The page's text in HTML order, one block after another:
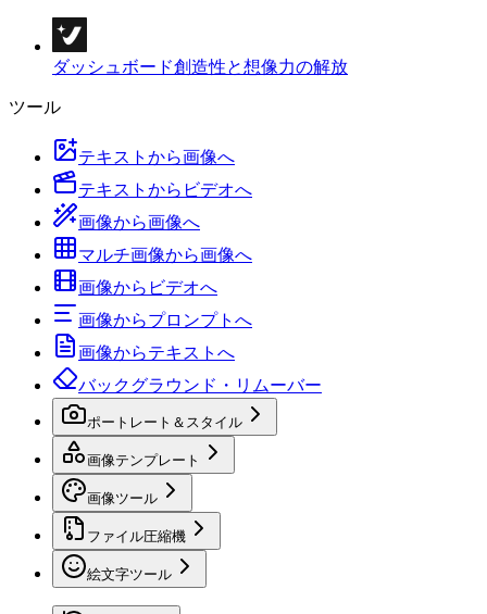
ダッシュボード創造性と想像力の解放
ツール
テキストから画像へ
テキストからビデオへ
画像から画像へ
マルチ画像から画像へ
画像からビデオへ
画像からプロンプトへ
画像からテキストへ
バックグラウンド・リムーバー
ポートレート＆スタイル
画像テンプレート
画像ツール
ファイル圧縮機
絵文字ツール